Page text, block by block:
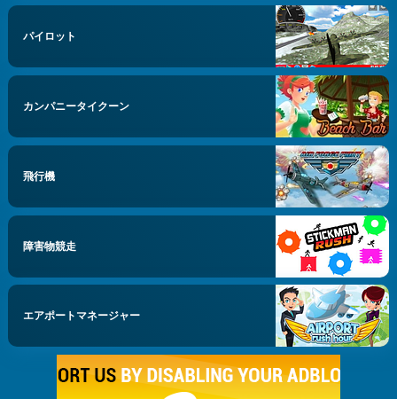
パイロット
カンパニータイクーン
飛行機
障害物競走
エアポートマネージャー